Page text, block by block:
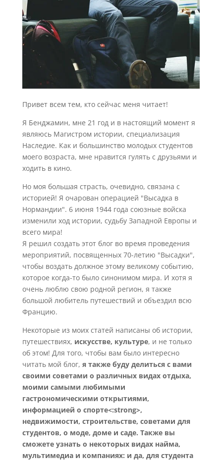
Привет всем тем, кто сейчас меня читает!
Я Бенджамин, мне 21 год и в настоящий момент я
являюсь Магистром истории, специализация
Наследие. Как и большинство молодых студентов
моего возраста, мне нравится гулять с друзьями и
ходить в кино.
Но моя большая страсть, очевидно, связана с
историей! Я очарован операцией "Высадка в
Нормандии". 6 июня 1944 года союзные войска
изменили ход истории, судьбу Западной Европы и
всего мира!
Я решил создать этот блог во время проведения
мероприятий, посвященных 70-летию "Высадки",
чтобы воздать должное этому великому событию,
которое когда-то было синонимом мира. И хотя я
очень люблю свою родной регион, я также
большой любитель путешествий и объездил всю
Францию.
Некоторые из моих статей написаны об истории,
путешествиях, искусстве, культуре, и не только
об этом! Для того, чтобы вам было интересно
читать мой блог, я также буду делиться с вами
своими советами о различных видах отдыха,
моими самыми любимыми
гастрономическими открытиями,
информацией о спорте<:strong>,
недвижимости, строительстве, советами для
студентов, о моде, доме и саде. Также вы
сможете узнать о некоторых видах найма,
мультимедиа и компаниях: и да, для студента